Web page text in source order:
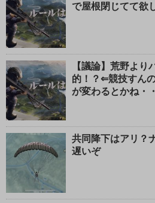
で屋根閉じてて欲
【議論】荒野より
的！？⇐競技すん
が変わるとかね・
共同降下はアリ？
遅いぞ